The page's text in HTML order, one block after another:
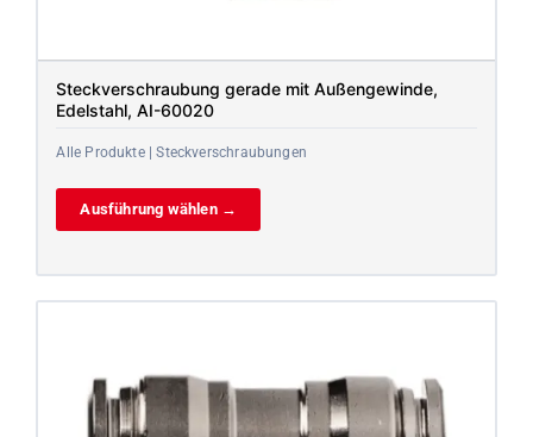
Steckverschraubung gerade mit Außengewinde,
Edelstahl, AI-60020
Alle Produkte | Steckverschraubungen
Ausführung wählen →